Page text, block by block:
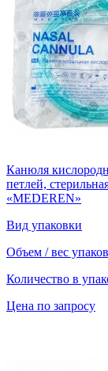
Канюля
петлей,
«MEDEREN»
Вид упаковки
Объем / вес
Количество в
Цена по запросу